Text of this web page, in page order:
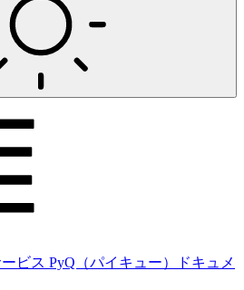
ビス PyQ（パイキュー）ドキュメ